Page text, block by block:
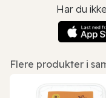
Har du
Flere produkter i